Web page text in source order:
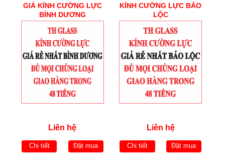
GIÁ KÍNH CƯỜNG LỰC
BÌNH DƯƠNG
Liên hệ
Chi tiết Đặt mua
KÍNH CƯỜNG LỰC BẢO
LỘC
Liên hệ
Chi tiết Đặt mua